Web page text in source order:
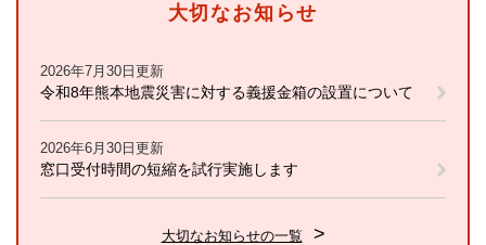
大切なお知らせ
2026年7月30日更新
令和8年熊本地震災害に対する義援金箱の設置について
2026年6月30日更新
窓口受付時間の短縮を試行実施します
大切なお知らせの一覧